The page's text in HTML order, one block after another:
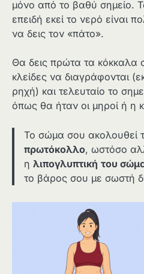
μόνο από το βαθύ σημείο.
επειδή εκεί το νερό είναι
να δεις τον «πάτο».
Θα δεις πρώτα τα κόκκαλα
κλείδες να διαγράφονται
ρηχή) και τελευταίο το
όπως θα ήταν οι μηροί ή η
Το σώμα σου ακολουθεί
πρωτόκολλο, ωστόσο
η λιπογλυπτική του
το βάρος σου με σωστή